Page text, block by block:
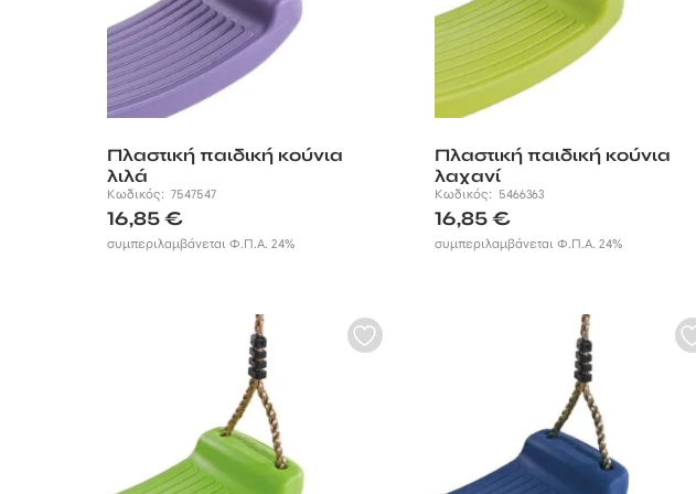
Πλαστική παιδική κούνια
λιλά
Κωδικός: 7547547
16,85€
συμπεριλαμβάνεται Φ.Π.Α. 24%
Πλαστική παιδική κούνια
λαχανί
Κωδικός: 5466363
16,85€
συμπεριλαμβάνεται Φ.Π.Α. 24%